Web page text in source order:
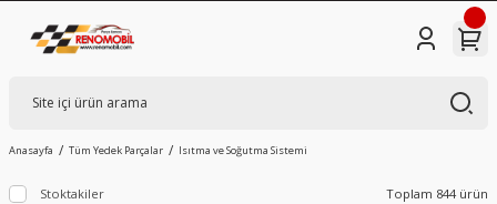
Anasayfa Tüm Yedek Parçalar Isıtma ve Soğutma Sistemi
Stoktakiler Toplam 844 ürün